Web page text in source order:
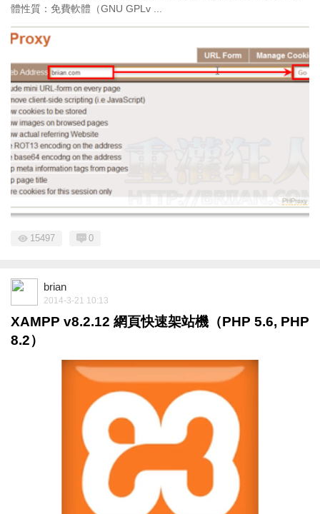
體性質：免費軟體（GNU GPLv ...
15497 0
brian
2014-3-21 10:13
XAMPP v8.2.12 網頁快速架站機（PHP 5.6, PHP
8.2）